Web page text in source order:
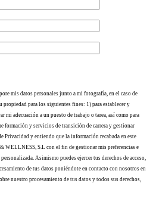
mis datos personales junto a mi fotografía, en el caso de
para los siguientes fines: 1) para establecer y
mi adecuación a un puesto de trabajo o tarea, así como para
formación y servicios de transición de carrera y gestionar
Privacidad y entiendo que la información recabada en este
S.L con el fin de gestionar mis preferencias e
Asimismo puedes ejercer tus derechos de acceso,
de tus datos poniéndote en contacto con nosotros en
nuestro procesamiento de tus datos y todos sus derechos,